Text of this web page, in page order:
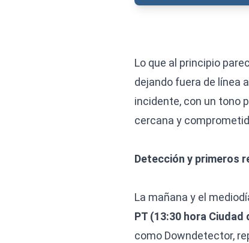
Lo que al principio
dejando fuera de línea
incidente, con un tono
cercana y
Detección y primeros
La mañana y el
PT (13:30 hora Ciudad
como Downdetector,